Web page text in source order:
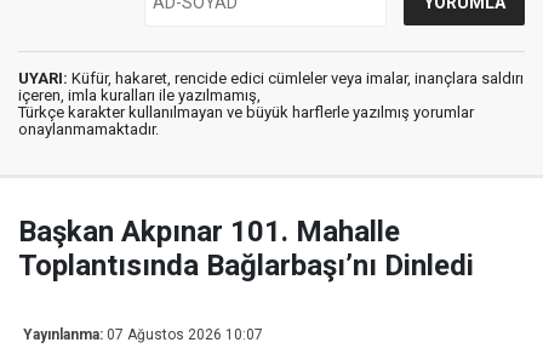
UYARI: Küfür, hakaret, rencide edici cümleler veya imalar, inançlara saldırı
içeren, imla kuralları ile yazılmamış,
Türkçe karakter kullanılmayan ve büyük harflerle yazılmış yorumlar
onaylanmamaktadır.
Başkan Akpınar 101. Mahalle
Toplantısında Bağlarbaşı’nı Dinledi
Yayınlanma: 07 Ağustos 2026 10:07